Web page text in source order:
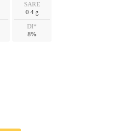
SARE
0.4 g
DI*
8%